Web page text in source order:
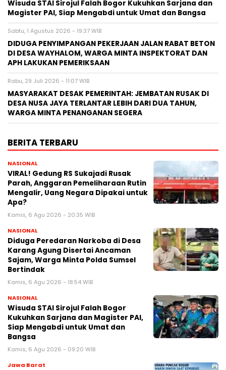
Wisuda STAI Sirojul Falah Bogor Kukuhkan Sarjana dan
Magister PAI, Siap Mengabdi untuk Umat dan Bangsa
Sabtu, 1 Agustus 2026 - 19:37 WIB
DIDUGA PENYIMPANGAN PEKERJAAN JALAN RABAT BETON
DI DESA WAYHALOM, WARGA MINTA INSPEKTORAT DAN
APH LAKUKAN PEMERIKSAAN
Rabu, 29 Juli 2026 - 11:07 WIB
MASYARAKAT DESAK PEMERINTAH: JEMBATAN RUSAK DI
DESA NUSA JAYA TERLANTAR LEBIH DARI DUA TAHUN,
WARGA MINTA PENANGANAN SEGERA
BERITA TERBARU
NASIONAL
VIRAL! Gedung RS Sukajadi Rusak
Parah, Anggaran Pemeliharaan Rutin
Mengalir, Uang Negara Dipakai untuk
Apa?
Kamis, 6 Agu 2026 - 20:35 WIB
NASIONAL
Diduga Peredaran Narkoba di Desa
Karang Agung Disertai Ancaman
Sajam, Warga Minta Polda Sumsel
Bertindak
Kamis, 6 Agu 2026 - 18:54 WIB
NASIONAL
Wisuda STAI Sirojul Falah Bogor
Kukuhkan Sarjana dan Magister PAI,
Siap Mengabdi untuk Umat dan
Bangsa
Kamis, 6 Agu 2026 - 09:20 WIB
Jawa Barat